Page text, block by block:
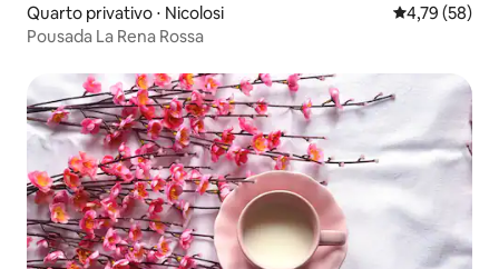
Quarto privativo ⋅ Nicolosi 4,79 de uma
4,79 (58)
Pousada La Rena Rossa